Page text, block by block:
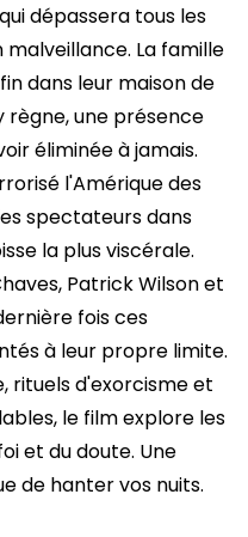
dépassera tous les
La famille
dans leur maison de
règne, une présence
éliminée à jamais.
l'Amérique des
spectateurs dans
la plus viscérale.
Patrick Wilson et
fois ces
à leur propre limite.
rituels d'exorcisme et
le film explore les
et du doute. Une
de hanter vos nuits.